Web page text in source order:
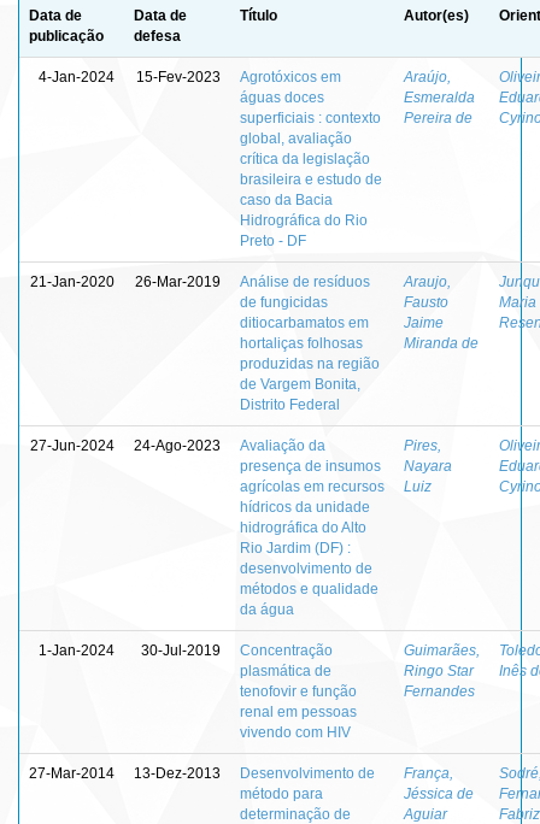
Data de
publicação
Data de
defesa
Título Autor(es)
4-Jan-2024 15-Fev-2023
Agrotóxicos em
águas doces
superficiais : contexto
global, avaliação
crítica da legislação
brasileira e estudo de
caso da Bacia
Hidrográfica do Rio
Preto - DF
Araújo,
Esmeralda
Pereira de
21-Jan-2020 26-Mar-2019
Análise de resíduos
de fungicidas
ditiocarbamatos em
hortaliças folhosas
produzidas na região
de Vargem Bonita,
Distrito Federal
Araujo,
Fausto
Jaime
Miranda de
Maria
27-Jun-2024 24-Ago-2023
Avaliação da
presença de insumos
agrícolas em recursos
hídricos da unidade
hidrográfica do Alto
Rio Jardim (DF) :
desenvolvimento de
métodos e qualidade
da água
Pires,
Nayara
Luiz
1-Jan-2024 30-Jul-2019
Concentração
plasmática de
tenofovir e função
renal em pessoas
vivendo com HIV
Guimarães,
Ringo Star
Fernandes
Inês
27-Mar-2014 13-Dez-2013
Desenvolvimento de
método para
determinação de
França,
Jéssica de
Aguiar
Fabriz